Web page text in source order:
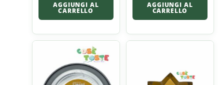
AGGIUNGI AL
CARRELLO
AGGIUNGI AL
CARRELLO